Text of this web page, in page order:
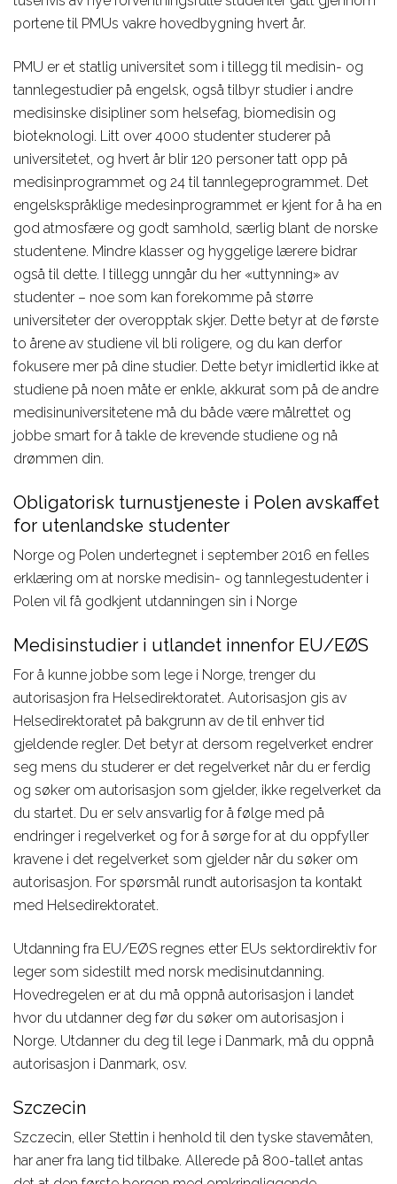
portene til PMUs vakre hovedbygning hvert år.
PMU er et statlig universitet som i tillegg til medisin- og
tannlegestudier på engelsk, også tilbyr studier i andre
medisinske disipliner som helsefag, biomedisin og
bioteknologi. Litt over 4000 studenter studerer på
universitetet, og hvert år blir 120 personer tatt opp på
medisinprogrammet og 24 til tannlegeprogrammet. Det
engelskspråklige medesinprogrammet er kjent for å ha en
god atmosfære og godt samhold, særlig blant de norske
studentene. Mindre klasser og hyggelige lærere bidrar
også til dette. I tillegg unngår du her «uttynning» av
studenter – noe som kan forekomme på større
universiteter der overopptak skjer. Dette betyr at de første
to årene av studiene vil bli roligere, og du kan derfor
fokusere mer på dine studier. Dette betyr imidlertid ikke at
studiene på noen måte er enkle, akkurat som på de andre
medisinuniversitetene må du både være målrettet og
jobbe smart for å takle de krevende studiene og nå
drømmen din.
Obligatorisk turnustjeneste i Polen avskaffet
for utenlandske studenter
Norge og Polen undertegnet i september 2016 en felles
erklæring om at norske medisin- og tannlegestudenter i
Polen vil få godkjent utdanningen sin i Norge
Medisinstudier i utlandet innenfor EU/EØS
For å kunne jobbe som lege i Norge, trenger du
autorisasjon fra Helsedirektoratet. Autorisasjon gis av
Helsedirektoratet på bakgrunn av de til enhver tid
gjeldende regler. Det betyr at dersom regelverket endrer
seg mens du studerer er det regelverket når du er ferdig
og søker om autorisasjon som gjelder, ikke regelverket da
du startet. Du er selv ansvarlig for å følge med på
endringer i regelverket og for å sørge for at du oppfyller
kravene i det regelverket som gjelder når du søker om
autorisasjon. For spørsmål rundt autorisasjon ta kontakt
med Helsedirektoratet.
Utdanning fra EU/EØS regnes etter EUs sektordirektiv for
leger som sidestilt med norsk medisinutdanning.
Hovedregelen er at du må oppnå autorisasjon i landet
hvor du utdanner deg før du søker om autorisasjon i
Norge. Utdanner du deg til lege i Danmark, må du oppnå
autorisasjon i Danmark, osv.
Szczecin
Szczecin, eller Stettin i henhold til den tyske stavemåten,
har aner fra lang tid tilbake. Allerede på 800-tallet antas